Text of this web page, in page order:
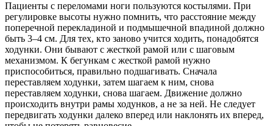
Пациенты с переломами ноги пользуются костылями. При
регулировке высоты нужно помнить, что расстояние между
поперечной перекладиной и подмышечной впадиной должно
быть 3–4 см. Для тех, кто заново учится ходить, понадобятся
ходунки. Они бывают с жесткой рамой или с шаговым
механизмом. К бегункам с жесткой рамой нужно
приспособиться, правильно подшагивать. Сначала
переставляем ходунки, затем шагаем к ним, снова
переставляем ходунки, снова шагаем. Движение должно
происходить внутри рамы ходунков, а не за ней. Не следует
передвигать ходунки далеко вперед или наклонять их вперед,